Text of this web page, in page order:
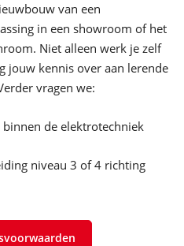
van een
in een showroom of het
Niet alleen werk je zelf
jouw kennis over aan lerende
vragen we:
de elektrotechniek
niveau 3 of 4 richting